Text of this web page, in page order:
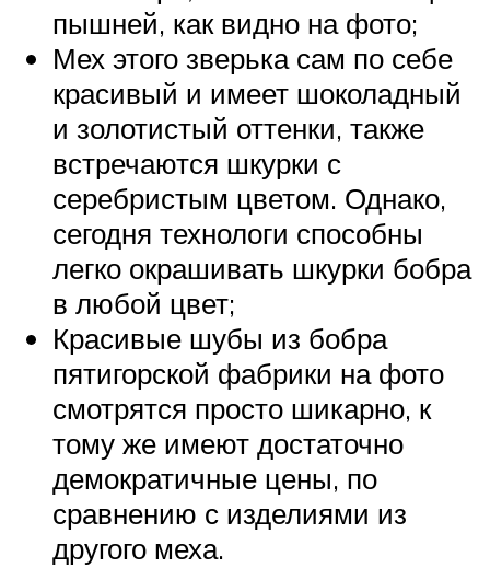
пышней, как видно на фото;
Мех этого зверька сам по себе
красивый и имеет шоколадный
и золотистый оттенки, также
встречаются шкурки с
серебристым цветом. Однако,
сегодня технологи способны
легко окрашивать шкурки бобра
в любой цвет;
Красивые шубы из бобра
пятигорской фабрики на фото
смотрятся просто шикарно, к
тому же имеют достаточно
демократичные цены, по
сравнению с изделиями из
другого меха.